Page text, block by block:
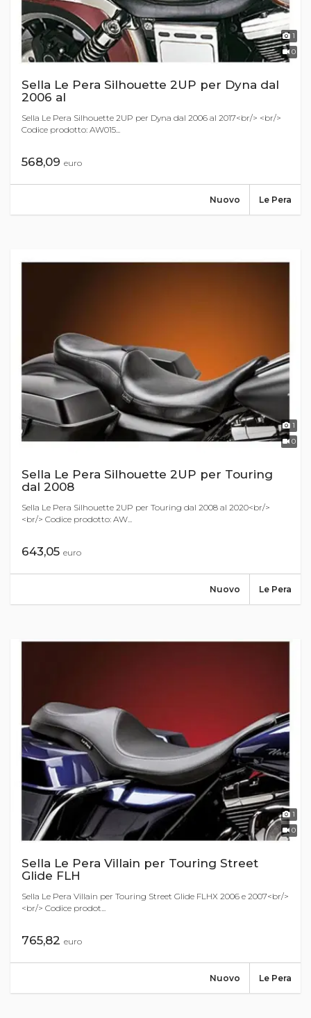
1
0
Sella Le Pera Silhouette 2UP per Dyna dal
2006 al
Sella Le Pera Silhouette 2UP per Dyna dal 2006 al 2017<br/> <br/>
Codice prodotto: AW015...
568,09 euro
Le Pera
Nuovo
1
0
Sella Le Pera Silhouette 2UP per Touring
dal 2008
Sella Le Pera Silhouette 2UP per Touring dal 2008 al 2020<br/>
<br/> Codice prodotto: AW...
643,05 euro
Le Pera
Nuovo
1
0
Sella Le Pera Villain per Touring Street
Glide FLH
Sella Le Pera Villain per Touring Street Glide FLHX 2006 e 2007<br/>
<br/> Codice prodot...
765,82 euro
Le Pera
Nuovo